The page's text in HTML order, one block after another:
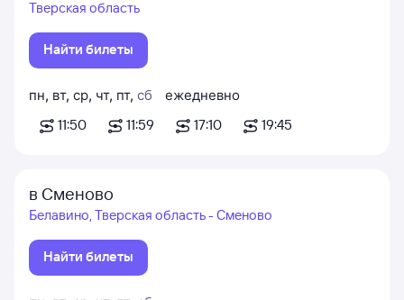
Тверская область
Найти билеты
пн, вт, ср, чт, пт, сб
11:50
11:59
ежедневно
17:10
19:45
в Сменово
Белавино, Тверская область - Сменово
Найти билеты